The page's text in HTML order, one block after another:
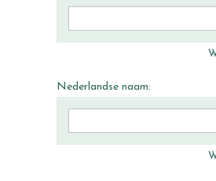
Nederlandse naam: